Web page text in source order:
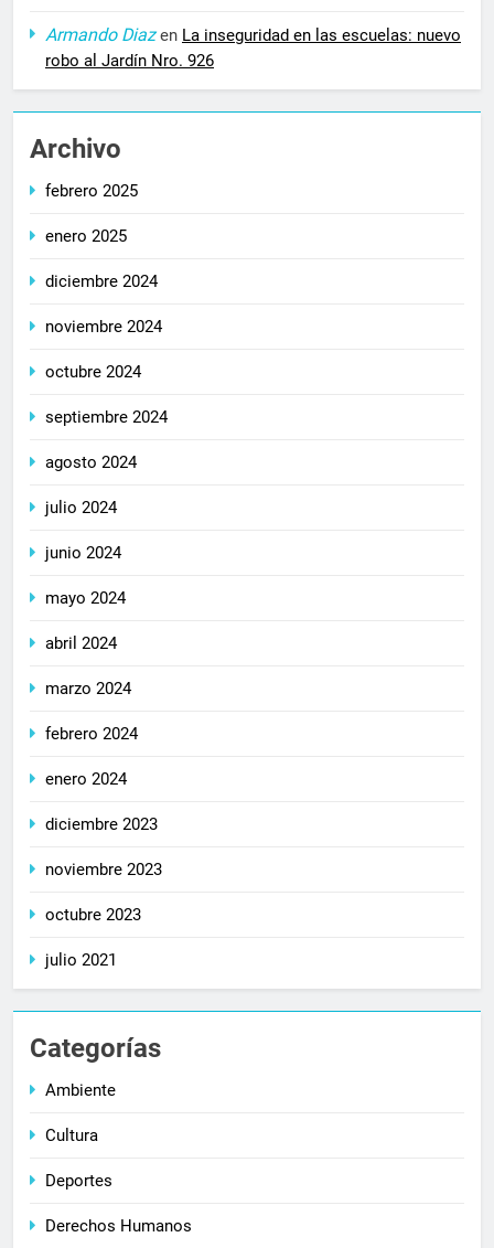
Armando Diazen La inseguridad en las escuelas: nuevo
robo al Jardín Nro. 926
Archivo
febrero 2025
enero 2025
diciembre 2024
noviembre 2024
octubre 2024
septiembre 2024
agosto 2024
julio 2024
junio 2024
mayo 2024
abril 2024
marzo 2024
febrero 2024
enero 2024
diciembre 2023
noviembre 2023
octubre 2023
julio 2021
Categorías
Ambiente
Cultura
Deportes
Derechos Humanos